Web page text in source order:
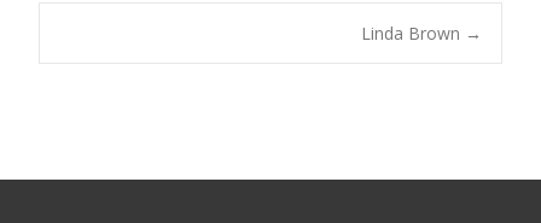
navigation
Linda Brown →